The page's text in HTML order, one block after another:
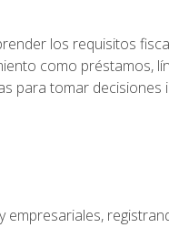
los requisitos
como préstamos,
para tomar